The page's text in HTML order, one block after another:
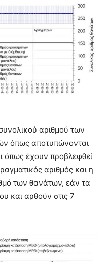
αριθμού των
όπως αποτυπώνονται
όπως έχουν προβλεφθεί
αριθμός και η
των θανάτων, εάν τα
και αρθούν στις 7